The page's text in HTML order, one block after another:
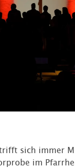
sich immer
im